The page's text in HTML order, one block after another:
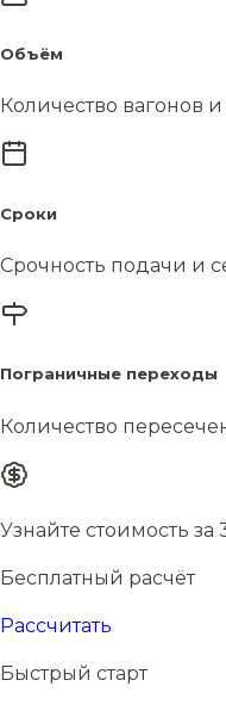
Объём
Количество вагонов
Сроки
Срочность подачи и
Пограничные переходы
Количество
Узнайте стоимость за
Бесплатный расчёт
Рассчитать
Быстрый старт